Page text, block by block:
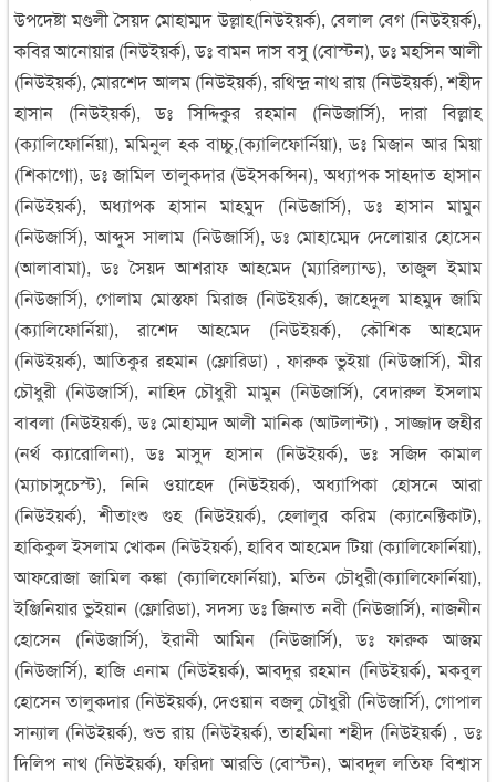
উপদেষ্টা মণ্ডলী সৈয়দ মোহাম্মদ উল্লাহ(নিউইয়র্ক), বেলাল বেগ (নিউইয়র্ক),
কবির আনোয়ার (নিউইয়র্ক), ডঃ বামন দাস বসু (বোস্টন), ডঃ মহসিন আলী
(নিউইয়র্ক), মোরশেদ আলম (নিউইয়র্ক), রথিন্দ্র নাথ রায় (নিউইয়র্ক), শহীদ
হাসান (নিউইয়র্ক), ডঃ সিদ্দিকুর রহমান (নিউজার্সি), দারা বিল্লাহ
(ক্যালিফোর্নিয়া), মমিনুল হক বাচ্চু,(ক্যালিফোর্নিয়া), ডঃ মিজান আর মিয়া
(শিকাগো), ডঃ জামিল তালুকদার (উইসকন্সিন), অধ্যাপক সাহদাত হাসান
(নিউইয়র্ক), অধ্যাপক হাসান মাহমুদ (নিউজার্সি), ডঃ হাসান মামুন
(নিউজার্সি), আব্দুস সালাম (নিউজার্সি), ডঃ মোহাম্মেদ দেলোয়ার হোসেন
(আলাবামা), ডঃ সৈয়দ আশরাফ আহমেদ (ম্যারিল্যান্ড), তাজুল ইমাম
(নিউজার্সি), গোলাম মোস্তফা মিরাজ (নিউইয়র্ক), জাহেদুল মাহমুদ জামি
(ক্যালিফোর্নিয়া), রাশেদ আহমেদ (নিউইয়র্ক), কৌশিক আহমেদ
(নিউইয়র্ক), আতিকুর রহমান (ফ্লোরিডা) , ফারুক ভুইয়া (নিউজার্সি), মীর
চৌধুরী (নিউজার্সি), নাহিদ চৌধুরী মামুন (নিউজার্সি), বেদারুল ইসলাম
বাবলা (নিউইয়র্ক), ডঃ মোহাম্মদ আলী মানিক (আটলান্টা) , সাজ্জাদ জহীর
(নর্থ ক্যারোলিনা), ডঃ মাসুদ হাসান (নিউইয়র্ক), ডঃ সজিদ কামাল
(ম্যাচাসুচেস্ট), নিনি ওয়াহেদ (নিউইয়র্ক), অধ্যাপিকা হোসনে আরা
(নিউইয়র্ক), শীতাংশু গুহ (নিউইয়র্ক), হেলালুর করিম (ক্যানেক্টিকাট),
হাকিকুল ইসলাম খোকন (নিউইয়র্ক), হাবিব আহমেদ টিয়া (ক্যালিফোর্নিয়া),
আফরোজা জামিল কঙ্কা (ক্যালিফোর্নিয়া), মতিন চৌধুরী(ক্যালিফোর্নিয়া),
ইঞ্জিনিয়ার ভুইয়ান (ফ্লোরিডা), সদস্য ডঃ জিনাত নবী (নিউজার্সি), নাজনীন
হোসেন (নিউজার্সি), ইরানী আমিন (নিউজার্সি), ডঃ ফারুক আজম
(নিউজার্সি), হাজি এনাম (নিউইয়র্ক), আবদুর রহমান (নিউইয়র্ক), মকবুল
হোসেন তালুকদার (নিউইয়র্ক), দেওয়ান বজলু চৌধুরী (নিউজার্সি), গোপাল
সান্যাল (নিউইয়র্ক), শুভ রায় (নিউইয়র্ক), তাহমিনা শহীদ (নিউইয়র্ক) , ডঃ
দিলিপ নাথ (নিউইয়র্ক), ফরিদা আরভি (বোস্টন), আবদুল লতিফ বিশ্বাস